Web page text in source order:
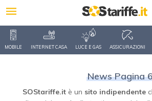
MOBILE INTERNET CASA LUCE E GAS ASSICURAZIONI
News Pagina
SOStariffe.it è un sito indipendente